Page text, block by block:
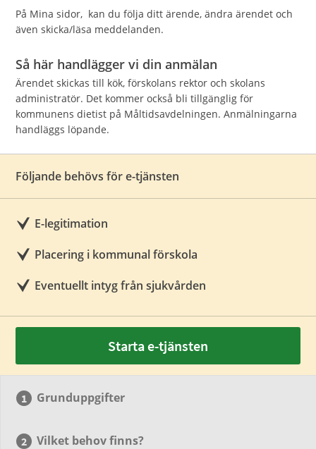
På Mina sidor, kan du följa ditt ärende, ändra ärendet och
även skicka/läsa meddelanden.
Så här handlägger vi din anmälan
Ärendet skickas till kök, förskolans rektor och skolans
administratör. Det kommer också bli tillgänglig för
kommunens dietist på Måltidsavdelningen. Anmälningarna
handläggs löpande.
Följande behövs för e-tjänsten
E-legitimation
Placering i kommunal förskola
Eventuellt intyg från sjukvården
Starta e-tjänsten
Grunduppgifter
Vilket behov finns?